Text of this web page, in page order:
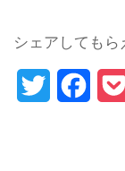
シェアしてもら
Twitter